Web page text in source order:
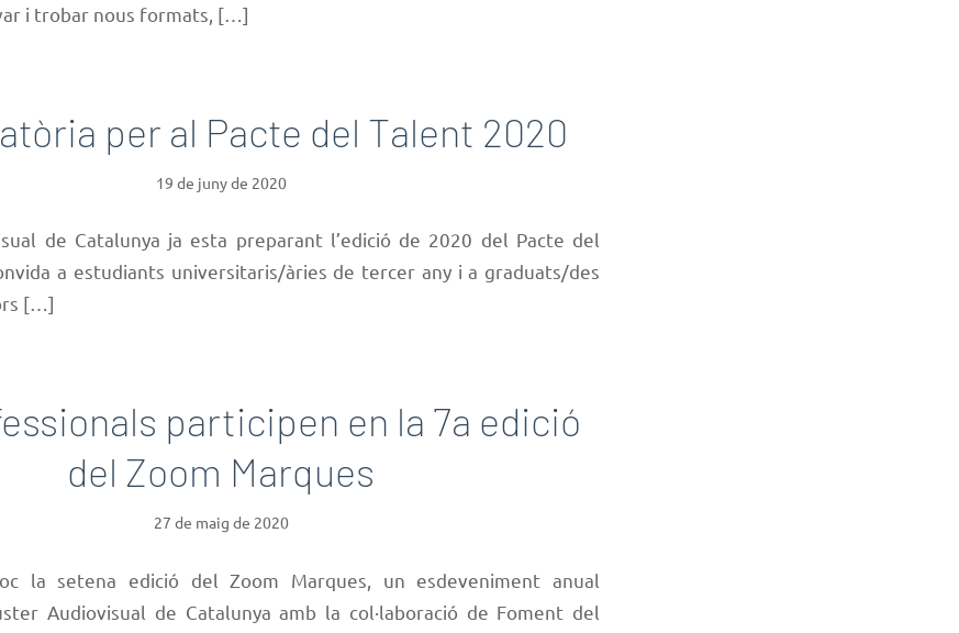
i trobar nous formats, […]
per al Pacte del Talent 2020
19 de juny de 2020
de Catalunya ja esta preparant l’edició de 2020 del Pacte del
a estudiants universitaris/àries de tercer any i a graduats/des
[…]
participen en la 7a edició
del Zoom Marques
27 de maig de 2020
la setena edició del Zoom Marques, un esdeveniment anual
Audiovisual de Catalunya amb la col·laboració de Foment del